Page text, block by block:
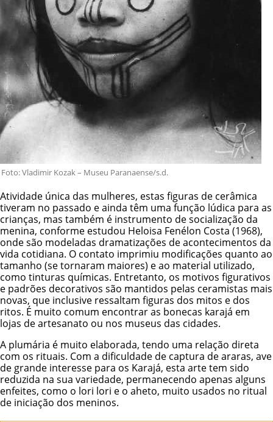
Foto: Vladimir Kozak – Museu Paranaense/s.d.
Atividade única das mulheres, estas figuras de cerâmica
tiveram no passado e ainda têm uma função lúdica para as
crianças, mas também é instrumento de socialização da
menina, conforme estudou Heloisa Fenélon Costa (1968),
onde são modeladas dramatizações de acontecimentos da
vida cotidiana. O contato imprimiu modificações quanto ao
tamanho (se tornaram maiores) e ao material utilizado,
como tinturas químicas. Entretanto, os motivos figurativos
e padrões decorativos são mantidos pelas ceramistas mais
novas, que inclusive ressaltam figuras dos mitos e dos
ritos. É muito comum encontrar as bonecas karajá em
lojas de artesanato ou nos museus das cidades.
A plumária é muito elaborada, tendo uma relação direta
com os rituais. Com a dificuldade de captura de araras, ave
de grande interesse para os Karajá, esta arte tem sido
reduzida na sua variedade, permanecendo apenas alguns
enfeites, como o lori lori e o aheto, muito usados no ritual
de iniciação dos meninos.